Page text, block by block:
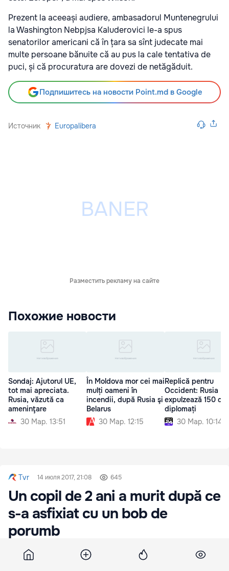
Prezent la aceeași audiere, ambasadorul Muntenegrului
la Washington Nebpjsa Kaluderovici le-a spus
senatorilor americani că în țara sa sînt judecate mai
multe persoane bănuite că au pus la cale tentativa de
puci, și că procuratura are dovezi de netăgăduit.
Подпишитесь на новости Point.md в Google
Источник Europalibera
Разместить рекламу на сайте
Похожие новости
Sondaj: Ajutorul UE,
tot mai apreciata.
Rusia, văzută ca
ameninţare
30 Мар. 13:51
În Moldova mor cei mai
mulți oameni în
incendii, după Rusia şi
Belarus
30 Мар. 12:15
Replică pentru
Occident: Rusia
expulzează 150 de
diplomați
30 Мар. 10:14
Tvr 14 июля 2017, 21:08 645
Un copil de 2 ani a murit după ce
s-a asfixiat cu un bob de
porumb
Moarte suspectă s-ar putea transforma într-un